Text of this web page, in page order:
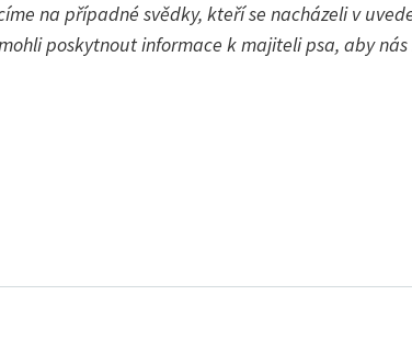
na případné svědky, kteří se nacházeli v
poskytnout informace k majiteli psa, aby